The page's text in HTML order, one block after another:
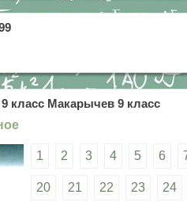
класс Макарычев 9 класс
1 2 3 4 5 6
20 21 22 23 24